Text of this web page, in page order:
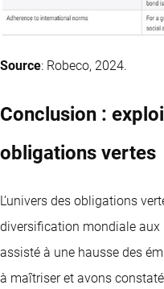
Source: Robeco, 2024.
Conclusion :
obligations vertes
L’univers des obligations
diversification mondiale aux
assisté à une hausse des
à maîtriser et avons